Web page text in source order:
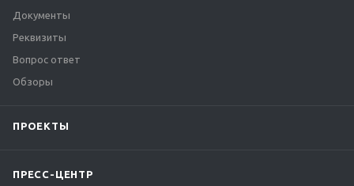
Документы
Реквизиты
Вопрос ответ
Обзоры
ПРОЕКТЫ
ПРЕСС-ЦЕНТР